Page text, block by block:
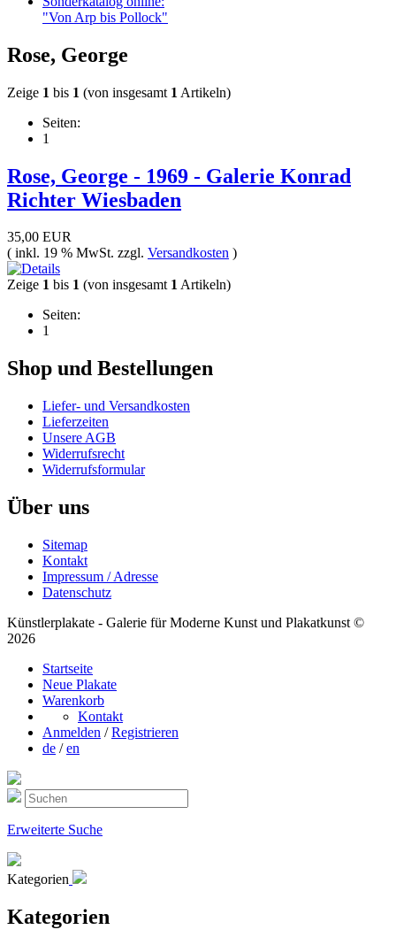
"Von Arp bis Pollock"
Rose, George
Zeige 1 bis 1 (von insgesamt 1 Artikeln)
Seiten:
1
Rose, George - 1969 - Galerie Konrad
Richter Wiesbaden
35,00 EUR
( inkl. 19 % MwSt. zzgl. Versandkosten )
Zeige 1 bis 1 (von insgesamt 1Artikeln)
Seiten:
1
Shop und Bestellungen
Liefer- und Versandkosten
Lieferzeiten
Unsere AGB
Widerrufsrecht
Widerrufsformular
Über uns
Sitemap
Kontakt
Impressum / Adresse
Datenschutz
Künstlerplakate - Galerie für Moderne Kunst und Plakatkunst ©
2026
Startseite
Neue Plakate
Warenkorb
Kontakt
Anmelden / Registrieren
de /en
Erweiterte Suche
Kategorien
Kategorien